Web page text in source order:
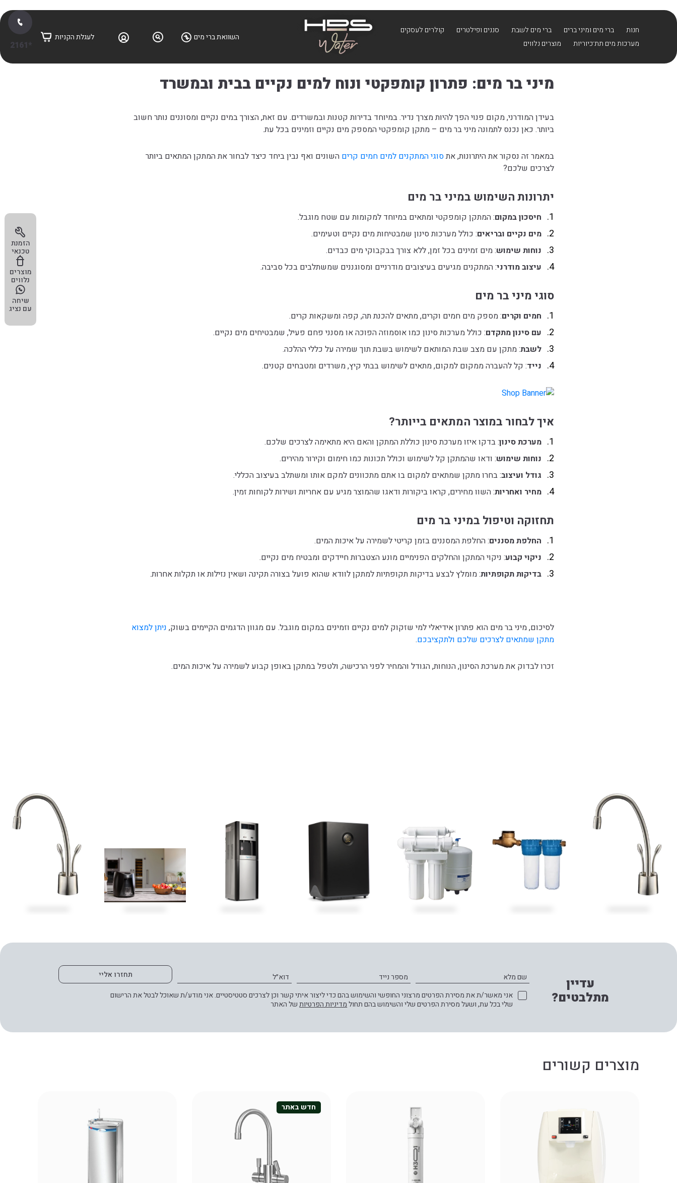
חנות ברי מים ומיני ברים ברי מים לשבת סננים ופילטרים
קולרים לעסקים
מערכות מים תת־כיוריות
מוצרים נלווים
השוואת ברי מים לעגלת הקניות
*2161
הזמנת
טכנאי
מוצרים
נלווים
שיחה
עם נציג
מיני בר מים: פתרון קומפקטי ונוח למים נקיים בבית ובמשרד
בעידן המודרני, מקום פנוי הפך להיות מצרך נדיר. במיוחד בדירות קטנות ובמשרדים. עם זאת, הצורך במים נקיים ומסוננים נותר חשוב
ביותר. כאן נכנס לתמונה מיני בר מים – מתקן קומפקטי המספק מים נקיים וזמינים בכל עת.
במאמר זה נסקור את היתרונות, אתסוגי המתקנים למים חמים קרים השונים ואף נבין ביחד כיצד לבחור את המתקן המתאים ביותר
לצרכים שלכם?
יתרונות השימוש במיני בר מים
חיסכון במקום: המתקן קומפקטי ומתאים במיוחד למקומות עם שטח מוגבל.
מים נקיים ובריאים: כולל מערכות סינון שמבטיחות מים נקיים וטעימים.
נוחות שימוש: מים זמינים בכל זמן, ללא צורך בבקבוקי מים כבדים.
עיצוב מודרני: המתקנים מגיעים בעיצובים מודרניים ומסוגננים שמשתלבים בכל סביבה.
סוגי מיני בר מים
חמים וקרים: מספק מים חמים וקרים, מתאים להכנת תה, קפה ומשקאות קרים.
עם סינון מתקדם: כולל מערכות סינון כמו אוסמוזה הפוכה או מסנני פחם פעיל, שמבטיחים מים נקיים.
לשבת: מתקן עם מצב שבת המותאם לשימוש בשבת תוך שמירה על כללי ההלכה.
נייד: קל להעברה ממקום למקום, מתאים לשימוש בבתי קיץ, משרדים ומטבחים קטנים.
איך לבחור במוצר המתאים בייותר?
מערכת סינון: בדקו איזו מערכת סינון כוללת המתקן והאם היא מתאימה לצרכים שלכם.
נוחות שימוש: ודאו שהמתקן קל לשימוש וכולל תכונות כמו חימום וקירור מהירים.
גודל ועיצוב: בחרו מתקן שמתאים למקום בו אתם מתכוונים למקם אותו ומשתלב בעיצוב הכללי.
מחיר ואחריות: השוו מחירים, קראו ביקורות ודאגו שהמוצר מגיע עם אחריות ושירות לקוחות זמין.
תחזוקה וטיפול במיני בר מים
החלפת מסננים: החלפת המסננים בזמן קריטי לשמירה על איכות המים.
ניקוי קבוע: ניקוי המתקן והחלקים הפנימיים מונע הצטברות חיידקים ומבטיח מים נקיים.
בדיקות תקופתיות: מומלץ לבצע בדיקות תקופתיות למתקן לוודא שהוא פועל בצורה תקינה ושאין נזילות או תקלות אחרות.
לסיכום, מיני בר מים הוא פתרון אידיאלי למי שזקוק למים נקיים וזמינים במקום מוגבל. עם מגוון הדגמים הקיימים בשוק, ניתן למצוא
מתקן שמתאים לצרכים שלכם ולתקציבכם.
זכרו לבדוק את מערכת הסינון, הנוחות, הגודל והמחיר לפני הרכישה, ולטפל במתקן באופן קבוע לשמירה על איכות המים.
1,890
עדיין
מתלבטים?
שם מלא מספר נייד דוא״ל
תחזרו אליי
אני מאשר/ת את מסירת הפרטים מרצוני החופשי והשימוש בהם כדי ליצור איתי קשר וכן לצרכים סטטיסטיים. אני מודע/ת שאוכל לבטל את הרישום
שלי בכל עת, ושעל מסירת הפרטים שלי והשימוש בהם תחולמדיניות הפרטיותשל האתר
מוצרים קשורים
חדש באתר